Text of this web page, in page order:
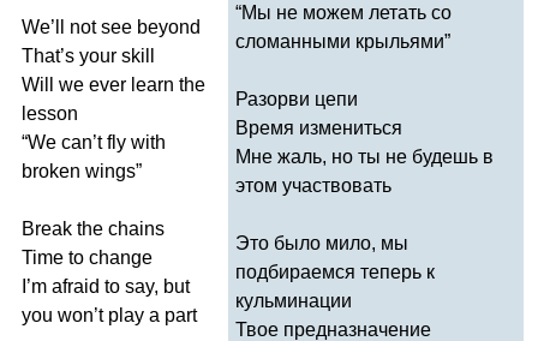
We’ not see beyond
That’s your skill
Will
we ever learn the
lesson
“We can’t fly with
broken wings”
Break the chains
Time to change
’m afraid to say, but
you won’t play a part
“Мы не можем летать со
сломанными крыльями”
Разорви цепи
Время измениться
Мне жаль, но ты не будешь в
этом участвовать
Это было мило, мы
подбираемся теперь к
кульминации
Твое предназначение